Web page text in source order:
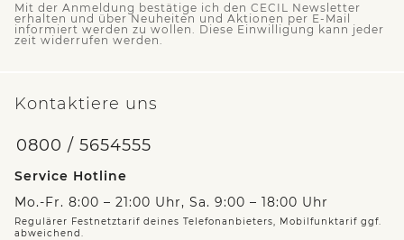
Mit der Anmeldung bestätige ich den CECIL Newsletter
erhalten und über Neuheiten und Aktionen per E-Mail
informiert werden zu wollen. Diese Einwilligung kann jeder
zeit widerrufen werden.
Kontaktiere uns
0800 / 5654555
Service Hotline
Mo.-Fr. 8:00 – 21:00 Uhr, Sa. 9:00 – 18:00 Uhr
Regulärer Festnetztarif deines Telefonanbieters, Mobilfunktarif ggf.
abweichend.